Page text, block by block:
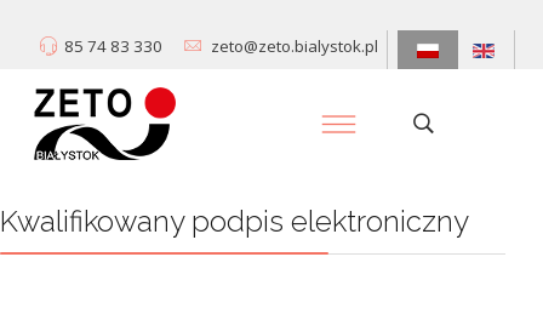
85 74 83 330 zeto@zeto.bialystok.pl
Kwalifikowany podpis elektroniczny